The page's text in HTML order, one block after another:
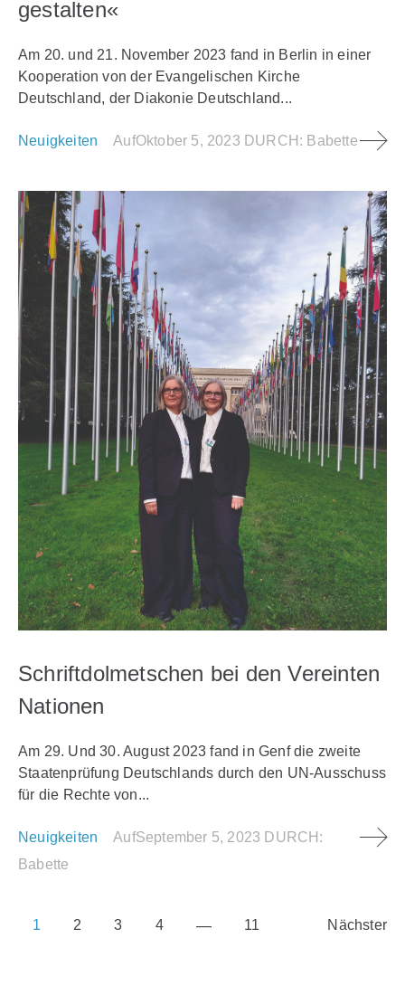
gestalten«
Am 20. und 21. November 2023 fand in Berlin in einer
Kooperation von der Evangelischen Kirche
Deutschland, der Diakonie Deutschland...
Neuigkeiten AufOktober 5, 2023 DURCH: Babette
Schriftdolmetschen bei den Vereinten
Nationen
Am 29. Und 30. August 2023 fand in Genf die zweite
Staatenprüfung Deutschlands durch den UN-Ausschuss
für die Rechte von...
Neuigkeiten AufSeptember 5, 2023 DURCH:
Babette
1 2 3 4 11 Nächster